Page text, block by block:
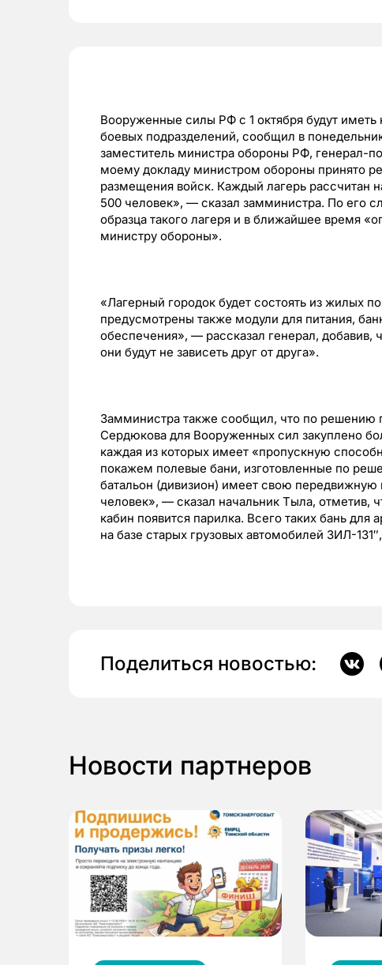
Вооруженные силы РФ с 1 октября будут
боевых подразделений, сообщил в
заместитель министра обороны РФ, генерал-
моему докладу министром обороны принято
размещения войск. Каждый лагерь рассчитан
500 человек», — сказал замминистра. По его
образца такого лагеря и в ближайшее время
министру обороны».
«Лагерный городок будет состоять из жилых
предусмотрены также модули для питания,
обеспечения», — рассказал генерал, добавив,
они будут не зависеть друг от друга».
Замминистра также сообщил, что по решению
Сердюкова для Вооруженных сил закуплено
каждая из которых имеет «пропускную
покажем полевые бани, изготовленные по
батальон (дивизион) имеет свою
человек», — сказал начальник Тыла, отметив,
кабин появится парилка. Всего таких бань
на базе старых грузовых автомобилей ЗИЛ-
Поделиться новостью:
Новости партнеров